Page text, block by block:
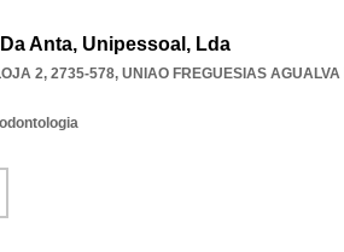
Anta, Unipessoal, Lda
2, 2735-578, UNIAO FREGUESIAS